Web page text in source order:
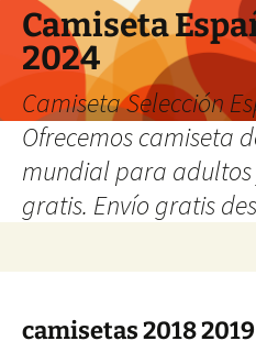
Camiseta
2024
Camiseta Selección
Ofrecemos camiseta
mundial para adultos
gratis. Envío gratis
camisetas 2018